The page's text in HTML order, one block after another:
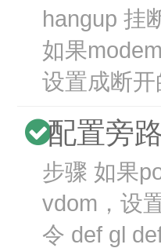
hangup 挂
如果
设置成断
配置旁
步骤 如果
vdom，设
令 def gl